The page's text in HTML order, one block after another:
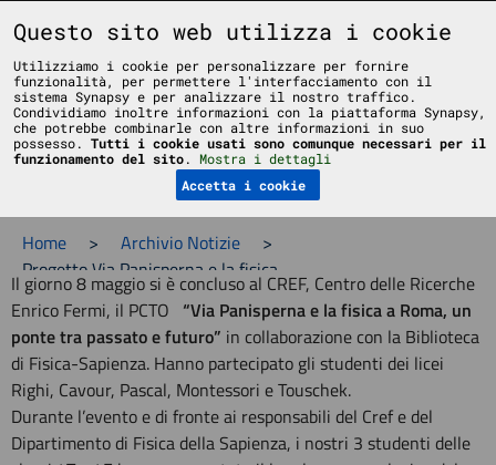
Liceo Scientifico Statale Bruno Touschek - Grottaferrata - Roma
Menu
Home > Archivio Notizie
>
Progetto Via Panisperna e la fisica
Il giorno 8 maggio si è concluso al CREF, Centro delle Ricerche
Enrico Fermi, il PCTO “Via Panisperna e la fisica a Roma, un
ponte tra passato e futuro” in collaborazione con la Biblioteca
di Fisica-Sapienza. Hanno partecipato gli studenti dei licei
Righi, Cavour, Pascal, Montessori e Touschek.
Durante l’evento e di fronte ai responsabili del Cref e del
Dipartimento di Fisica della Sapienza, i nostri 3 studenti delle
Questo sito web utilizza i cookie
Utilizziamo i cookie per personalizzare per fornire
funzionalità, per permettere l'interfacciamento con il
sistema Synapsy e per analizzare il nostro traffico.
Condividiamo inoltre informazioni con la piattaforma Synapsy,
che potrebbe combinarle con altre informazioni in suo
possesso. Tutti i cookie usati sono comunque necessari per il
funzionamento del sito. Mostra i dettagli
Accetta i cookie